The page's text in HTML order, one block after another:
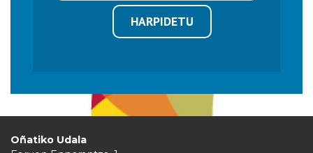
HARPIDETU
Oñatiko Udala